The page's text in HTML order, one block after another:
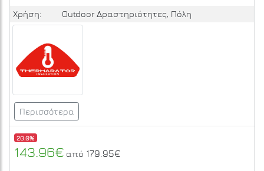
Χρήση:
Outdoor Δραστηριότητες, Πόλη
Περισσότερα
20.0%
143.96€ από 179.95€